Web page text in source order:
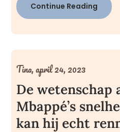
Continue Reading
De wetenschap
Mbappé’s
kan hij echt
Tina,april 24, 2023